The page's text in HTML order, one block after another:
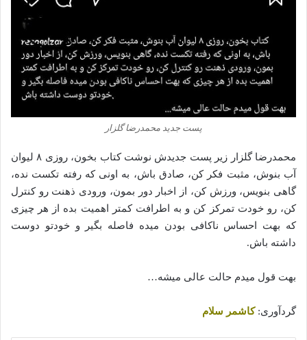
پست جدید محمدرضا گلزار
محمدرضا گلزار زیر پست جدیدش نوشت کتاب بخون، روزی ۸ لیوان
آب بنوش، مثبت فکر کن، صادق باش، به اونی که رفته‌ تکست نده‌،
گاهی بنویس، ورزش کن، از اخبار دور بمون، ورودی ذهنت رو کنترل
کن‌، رو خودت تمرکز کن‌ و به اطرافت کمتر اهمیت بده‌‌ از هر چیزی
که بهت احساس ناکافی بودن‌ میده‌‌ فاصله بگیر و خودتو دوست
داشته‌ باش.
بهت قول میدم حالت عالی میشه…
گردآوری:کاشمر سلام